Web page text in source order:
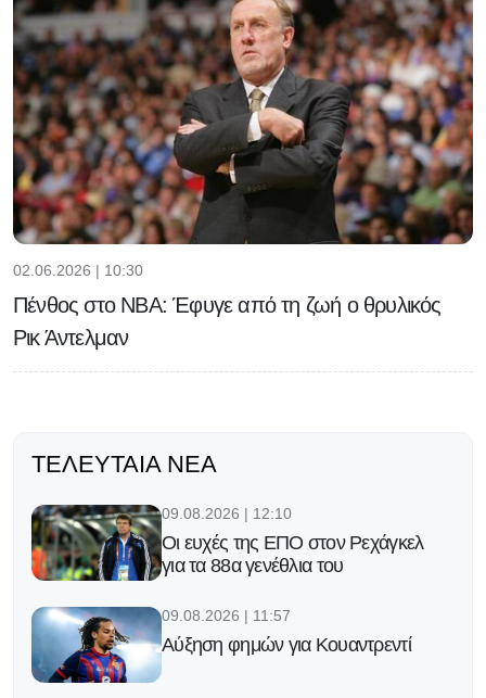
02.06.2026 | 10:30
Πένθος στο NBA: Έφυγε από τη ζωή ο θρυλικός
Ρικ Άντελμαν
ΤΕΛΕΥΤΑΊΑ ΝΈΑ
09.08.2026 | 12:10
Οι ευχές της ΕΠΟ στον Ρεχάγκελ
για τα 88α γενέθλια του
09.08.2026 | 11:57
Αύξηση φημών για Κουαντρεντί